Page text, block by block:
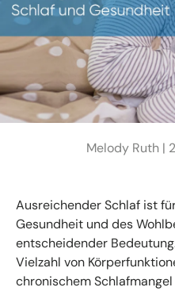
Melody Ruth |
Ausreichender Schlaf ist
Gesundheit und des
entscheidender
Vielzahl von
chronischem